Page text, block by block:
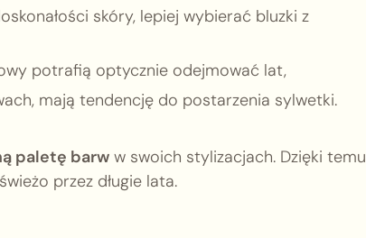
skóry, lepiej wybierać bluzki z
potrafią optycznie odejmować lat,
mają tendencję do postarzenia sylwetki.
paletę barw w swoich stylizacjach. Dzięki temu
przez długie lata.